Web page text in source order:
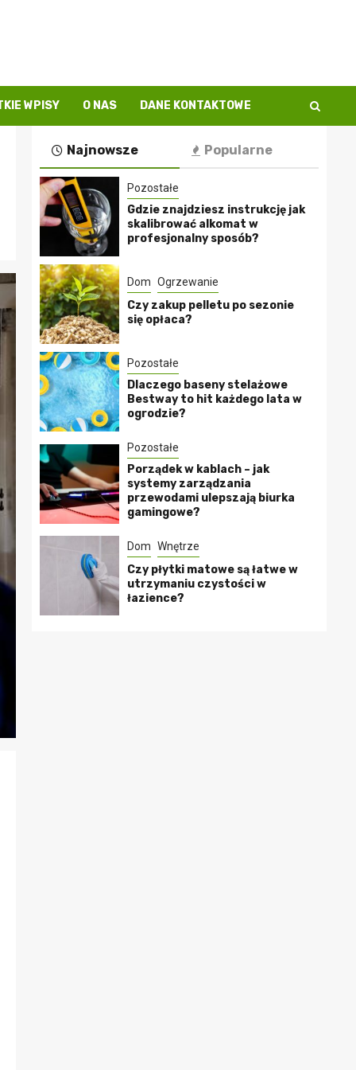
WPISY O NAS DANE KONTAKTOWE
Najnowsze Popularne
Pozostałe
Gdzie znajdziesz instrukcję jak
skalibrować alkomat w
profesjonalny sposób?
Dom Ogrzewanie
Czy zakup pelletu po sezonie
się opłaca?
Pozostałe
Dlaczego baseny stelażowe
Bestway to hit każdego lata w
ogrodzie?
Pozostałe
Porządek w kablach – jak
systemy zarządzania
przewodami ulepszają biurka
gamingowe?
Dom Wnętrze
Czy płytki matowe są łatwe w
utrzymaniu czystości w
łazience?